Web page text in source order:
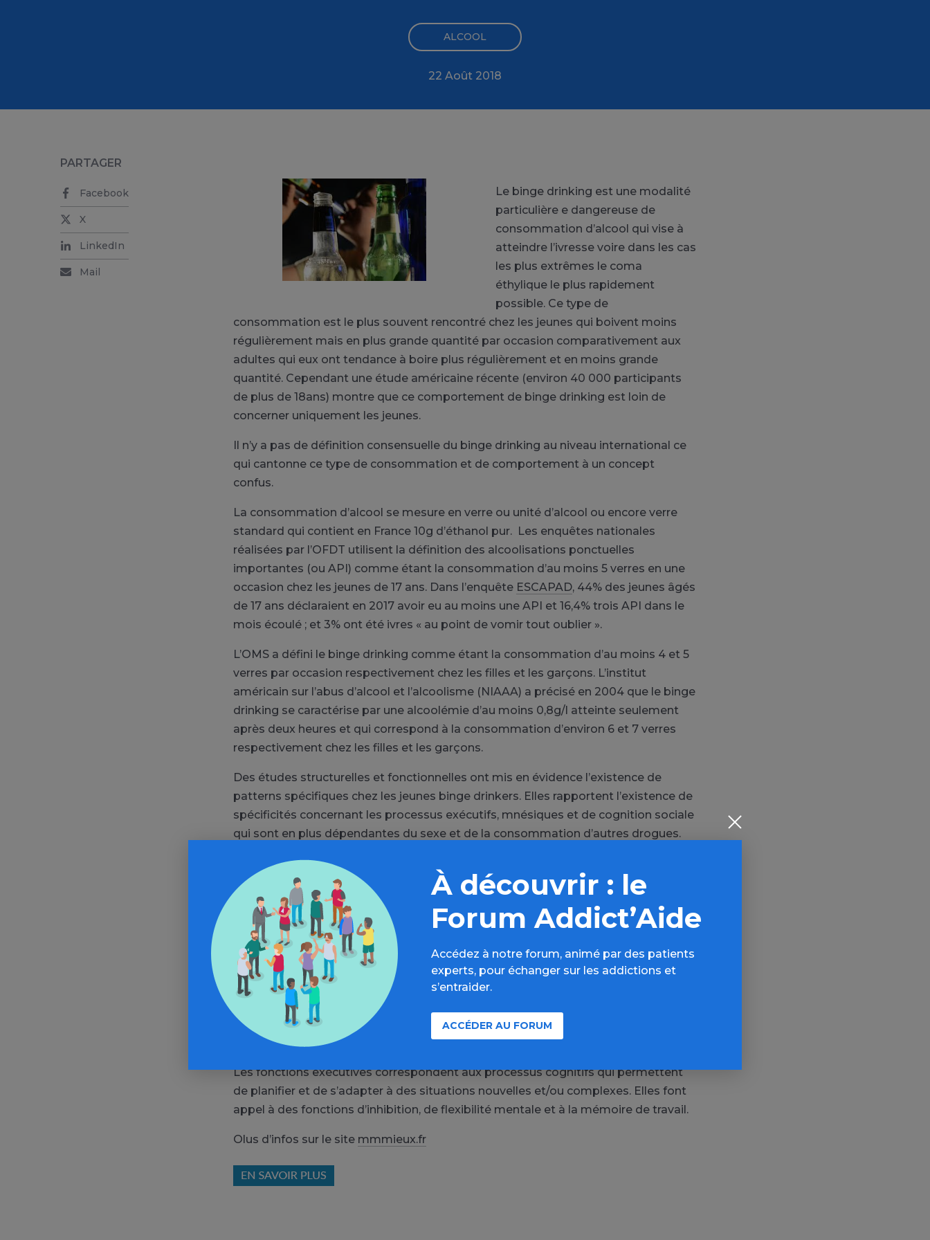
ALCOOL
22 Août 2018
Le binge drinking est une modalité
particulière e dangereuse de
consommation d’alcool qui vise à
atteindre l’ivresse voire dans les cas
les plus extrêmes le coma
éthylique le plus rapidement
possible. Ce type de
consommation est le plus souvent rencontré chez les jeunes qui boivent moins
régulièrement mais en plus grande quantité par occasion comparativement aux
adultes qui eux ont tendance à boire plus régulièrement et en moins grande
quantité. Cependant une étude américaine récente (environ 40 000 participants
de plus de 18ans) montre que ce comportement de binge drinking est loin de
concerner uniquement les jeunes.
Il n’y a pas de définition consensuelle du binge drinking au niveau international ce
qui cantonne ce type de consommation et de comportement à un concept
confus.
La consommation d’alcool se mesure en verre ou unité d’alcool ou encore verre
standard qui contient en France 10g d’éthanol pur. Les enquêtes nationales
réalisées par l’OFDT utilisent la définition des alcoolisations ponctuelles
importantes (ou API) comme étant la consommation d’au moins 5 verres en une
occasion chez les jeunes de 17 ans. Dans l’enquête ESCAPAD, 44% des jeunes âgés
de 17 ans déclaraient en 2017 avoir eu au moins une API et 16,4% trois API dans le
mois écoulé ; et 3% ont été ivres « au point de vomir tout oublier ».
L’OMS a défini le binge drinking comme étant la consommation d’au moins 4 et 5
verres par occasion respectivement chez les filles et les garçons. L’institut
américain sur l’abus d’alcool et l’alcoolisme (NIAAA) a précisé en 2004 que le binge
drinking se caractérise par une alcoolémie d’au moins 0,8g/l atteinte seulement
après deux heures et qui correspond à la consommation d’environ 6 et 7 verres
respectivement chez les filles et les garçons.
Des études structurelles et fonctionnelles ont mis en évidence l’existence de
patterns spécifiques chez les jeunes binge drinkers. Elles rapportent l’existence de
spécificités concernant les processus exécutifs, mnésiques et de cognition sociale
qui sont en plus dépendantes du sexe et de la consommation d’autres drogues.
Des études d’imagerie par résonance magnétique (IRM) anatomique ont observé
une diminution du volume de matière grise des régions frontales, du cortex
cingulaire antérieur et de l’hippocampe. Inversement, une autre étude a démontré
une augmentation du volume du striatum ventral, une région impliquée dans les
processus de récompense et la motivation, chez les binge drinkers.
Certaines études ont démontré des différences liées au sexe dans les effets du
binge drinking avec par exemple une diminution de l’épaisseur corticale dans les
régions frontales chez les garçons alors qu’une augmentation est observée chez
les filles à l’âge de 16-19ans.
Les fonctions exécutives correspondent aux processus cognitifs qui permettent
de planifier et de s’adapter à des situations nouvelles et/ou complexes. Elles font
appel à des fonctions d’inhibition, de flexibilité mentale et à la mémoire de travail.
Olus d’infos sur le site mmmieux.fr
PARTAGER
Facebook
X
LinkedIn
Mail
À découvrir : le
Forum Addict’Aide
Accédez à notre forum, animé par des patients
experts, pour échanger sur les addictions et
s’entraider.
ACCÉDER AU FORUM